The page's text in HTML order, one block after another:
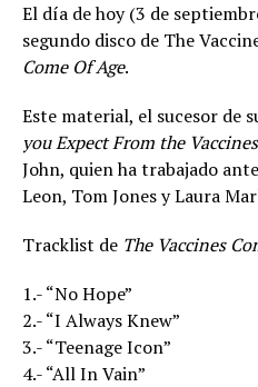
El día de hoy (3 de
segundo disco de The
Come Of Age.
Este material, el sucesor de
you Expect From the
John, quien ha trabajado
Leon, Tom Jones y Laura
Tracklist de The Vaccines
1.- “No Hope”
2.- “I Always Knew”
3.- “Teenage Icon”
4.- “All In Vain”